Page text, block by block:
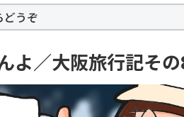
うぞ
よ／大阪旅行記そ